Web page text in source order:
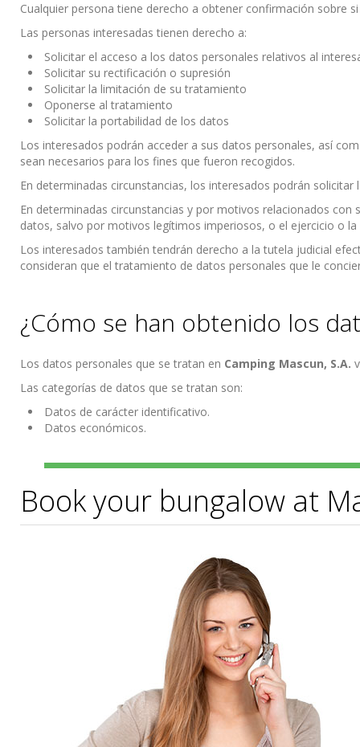
Cualquier persona tiene derecho a obtener confirmación sobre
Las personas interesadas tienen derecho a:
Solicitar el acceso a los datos personales relativos al
Solicitar su rectificación o supresión
Solicitar la limitación de su tratamiento
Oponerse al tratamiento
Solicitar la portabilidad de los datos
Los interesados podrán acceder a sus datos personales, así
sean necesarios para los fines que fueron recogidos.
En determinadas circunstancias, los interesados podrán
En determinadas circunstancias y por motivos relacionados
datos, salvo por motivos legítimos imperiosos, o el ejercicio o
Los interesados también tendrán derecho a la tutela judicial
consideran que el tratamiento de datos personales que le
¿Cómo se han obtenido los
Los datos personales que se tratan en Camping Mascun, S.A.
Las categorías de datos que se tratan son:
Datos de carácter identificativo.
Datos económicos.
Book your bungalow at